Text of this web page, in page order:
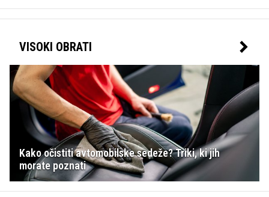
VISOKI OBRATI
Kako očistiti avtomobilske sedeže? Triki, ki jih
morate poznati